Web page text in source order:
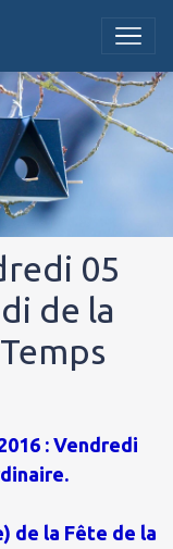
05
de la
: Vendredi
de la Fête de la